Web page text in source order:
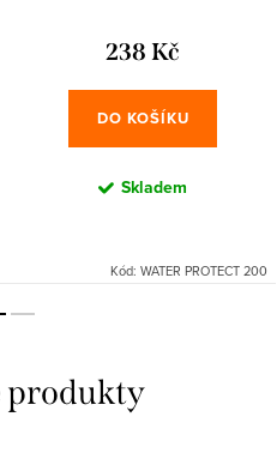
238 Kč
DO KOŠÍKU
Skladem
Kód: WATER PROTECT 200